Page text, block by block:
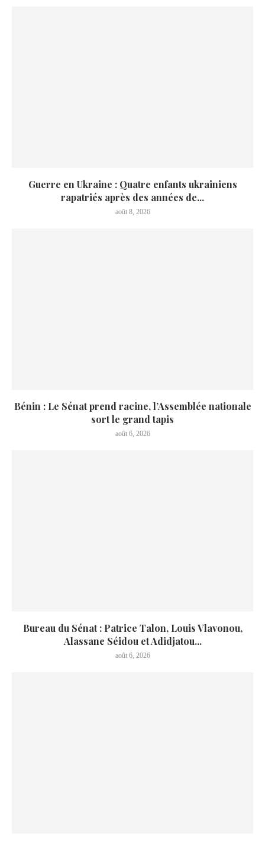
Guerre en Ukraine : Quatre enfants ukrainiens
rapatriés après des années de...
août 8, 2026
Bénin : Le Sénat prend racine, l’Assemblée nationale
sort le grand tapis
août 6, 2026
Bureau du Sénat : Patrice Talon, Louis Vlavonou,
Alassane Séidou et Adidjatou...
août 6, 2026